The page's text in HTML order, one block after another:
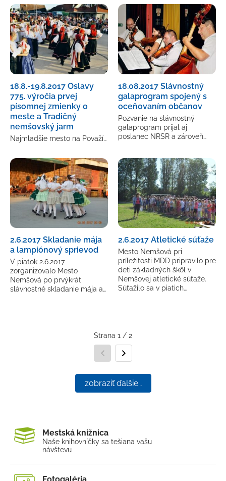
18.8.-19.8.2017 Oslavy
775. výročia prvej
písomnej zmienky o
meste a Tradičný
nemšovský jarm
Najmladšie mesto na Považí…
18.08.2017 Slávnostný
galaprogram spojený s
oceňovaním občanov
Pozvanie na slávnostný
galaprogram prijal aj
poslanec NRSR a zároveň…
2.6.2017 Skladanie mája
a lampiónový sprievod
V piatok 2.6.2017
zorganizovalo Mesto
Nemšová po prvýkrát
slávnostné skladanie mája a…
2.6.2017 Atletické súťaže
Mesto Nemšová pri
príležitosti MDD pripravilo pre
deti základných škôl v
Nemšovej atletické súťaže.
Súťažilo sa v piatich…
Strana 1 / 2
zobraziť ďalšie…
Mestská knižnica
Naše knihovníčky sa tešiana vašu
návštevu